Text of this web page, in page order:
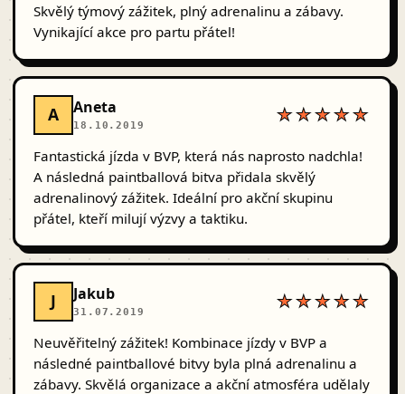
Skvělý týmový zážitek, plný adrenalinu a zábavy.
Vynikající akce pro partu přátel!
A Aneta
18.10.2019
★★★★★
Fantastická jízda v BVP, která nás naprosto nadchla!
A následná paintballová bitva přidala skvělý
adrenalinový zážitek. Ideální pro akční skupinu
přátel, kteří milují výzvy a taktiku.
J Jakub
31.07.2019
★★★★★
Neuvěřitelný zážitek! Kombinace jízdy v BVP a
následné paintballové bitvy byla plná adrenalinu a
zábavy. Skvělá organizace a akční atmosféra udělaly